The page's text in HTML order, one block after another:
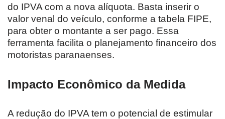
do IPVA com a nova alíquota. Basta inserir o
valor venal do veículo, conforme a tabela FIPE,
para obter o montante a ser pago. Essa
ferramenta facilita o planejamento financeiro dos
motoristas paranaenses.
Impacto Econômico da Medida
A redução do IPVA tem o potencial de estimular